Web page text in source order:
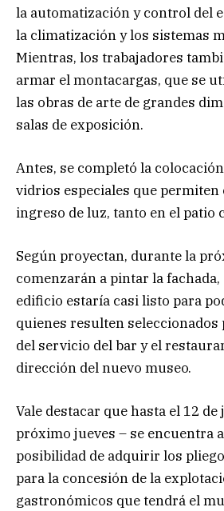
la automatización y control del
la climatización y los sistemas
Mientras, los trabajadores
armar el montacargas, que se
las obras de arte de grandes
salas de exposición.
Antes, se completó la
vidrios especiales que
ingreso de luz, tanto en el patio
Según proyectan, durante la
comenzarán a pintar la
edificio estaría casi listo para
quienes resulten seleccionados
del servicio del bar y el
dirección del nuevo museo.
Vale destacar que hasta el 12
próximo jueves – se encuentra
posibilidad de adquirir los
para la concesión de la
gastronómicos que tendrá el